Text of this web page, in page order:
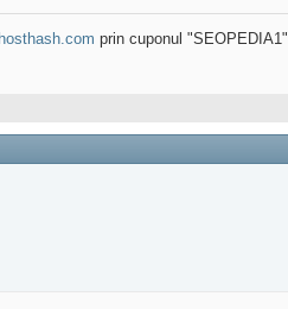
prin cuponul "SEOPEDIA1"